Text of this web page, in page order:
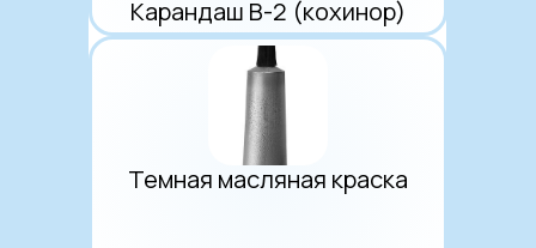
Карандаш B-2 (кохинор)
Темная масляная краска